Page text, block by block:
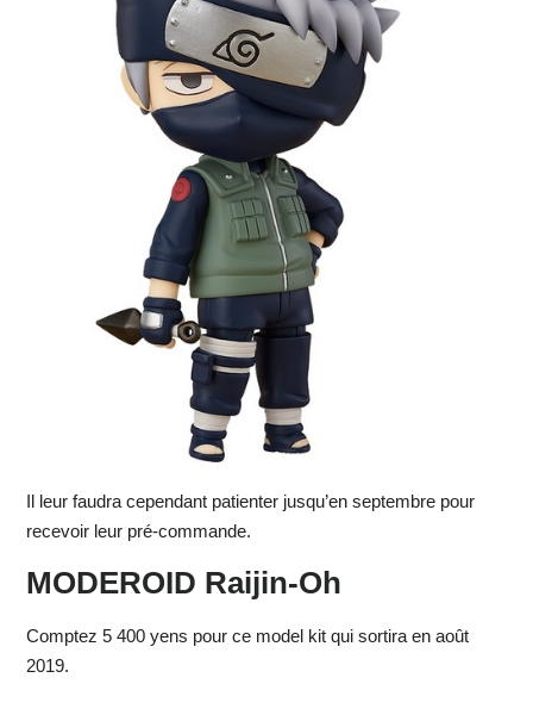
Il leur faudra cependant patienter jusqu’en septembre pour
recevoir leur pré-commande.
MODEROID Raijin-Oh
Comptez 5 400 yens pour ce model kit qui sortira en août
2019.